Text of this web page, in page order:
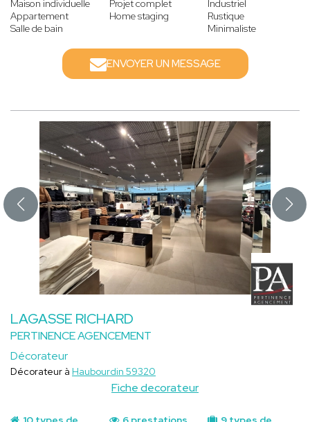
Maison individuelle
Appartement
Salle de bain
Industriel
Rustique
Minimaliste
Projet complet
Home staging
ENVOYER UN MESSAGE
LAGASSE RICHARD
PERTINENCE AGENCEMENT
Décorateur
Fiche decorateur
Décorateur à Haubourdin 59320